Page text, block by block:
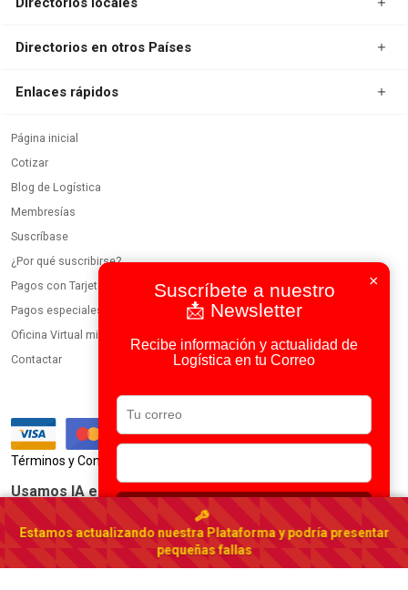
×
Suscríbete a nuestro
📩 Newsletter
Recibe información y actualidad de
Logística en tu Correo
Suscribirse
Directorios en otros Países
Enlaces rápidos
Página inicial
Cotizar
Blog de Logística
Membresías
Suscríbase
¿Por qué suscribirse?
Pagos con Tarjeta
Pagos especiales
Oficina Virtual miembros
Contactar
Términos y Condiciones
Usamos IA en todos nuestros procesos
Portal Logístico de México
México
© 2023-2026 DirectorioDeCarga.com
Estamos actualizando nuestra Plataforma y podría presentar
pequeñas fallas